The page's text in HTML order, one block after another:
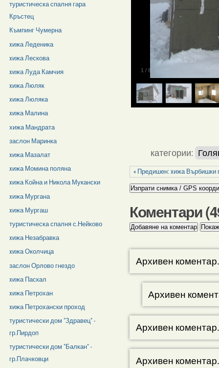
1 /8
категории:
« Предишен: xижа Върбишки
Коментари (
Архивен коментар.
Архивен
Архивен коментар.
Архивен коментар.
туристическа спалня гара
Кръстец
Къмпинг Чумерна
xижа Леденика
xижа Лескова
xижа Луда Камчия
xижа Люляк
xижа Люляка
xижа Малина
хижа Мандрата
заслон Маринка
xижа Мазалат
xижа Момина поляна
xижа Койна и Никола Мукански
xижа Мургана
xижа Мургаш
туристическа спалня с.Нейково
xижа Незабравка
xижа Околчица
заслон Орлово гнездо
xижа Паскал
xижа Петрохан
xижа Петрохански проход
туристически дом "Здравец" -
гр.Пирдоп
туристически дом "Балкан" -
гр.Плачковци